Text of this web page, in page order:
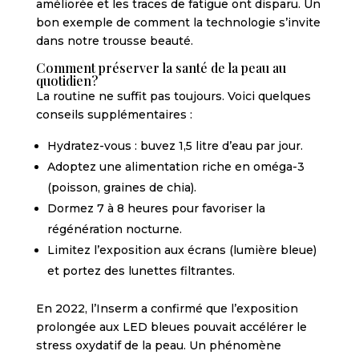
améliorée et les traces de fatigue ont disparu. Un
bon exemple de comment la technologie s’invite
dans notre trousse beauté.
Comment préserver la santé de la peau au
quotidien?
La routine ne suffit pas toujours. Voici quelques
conseils supplémentaires :
Hydratez-vous : buvez 1,5 litre d’eau par jour.
Adoptez une alimentation riche en oméga-3
(poisson, graines de chia).
Dormez 7 à 8 heures pour favoriser la
régénération nocturne.
Limitez l’exposition aux écrans (lumière bleue)
et portez des lunettes filtrantes.
En 2022, l’Inserm a confirmé que l’exposition
prolongée aux LED bleues pouvait accélérer le
stress oxydatif de la peau. Un phénomène